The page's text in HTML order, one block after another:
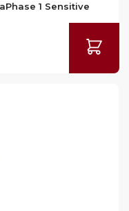
1 Sensitive